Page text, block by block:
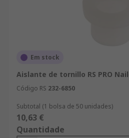
Em stock
Aislante de tornillo RS PRO
Código RS 232-6850
Subtotal (1 bolsa de 50 unidades)
10,63 €
Quantidade